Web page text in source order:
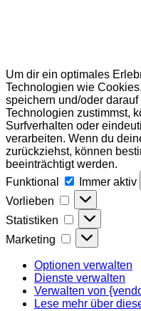
Um dir ein optimales
Technologien wie
speichern und/oder
Technologien zustimmst,
Surfverhalten oder
verarbeiten. Wenn du
zurückziehst, können
beeinträchtigt werden.
Funktional
Funktional
Immer aktiv
Vorlieben
Vorlieben
Statistiken Statistiken
Marketing Marketing
Optionen verwalten
Dienste verwalten
Verwalten von
Lese mehr über